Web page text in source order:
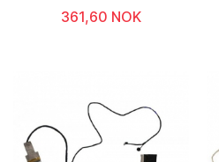
361,60 NOK